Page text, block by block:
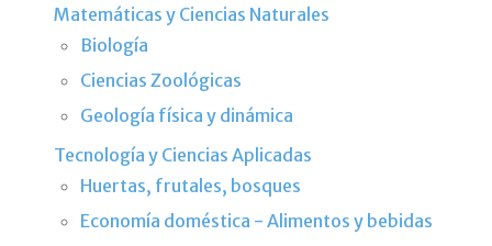
Matemáticas y Ciencias Naturales
Biología
Ciencias Zoológicas
Geología física y dinámica
Tecnología y Ciencias Aplicadas
Huertas, frutales, bosques
Economía doméstica - Alimentos y bebidas